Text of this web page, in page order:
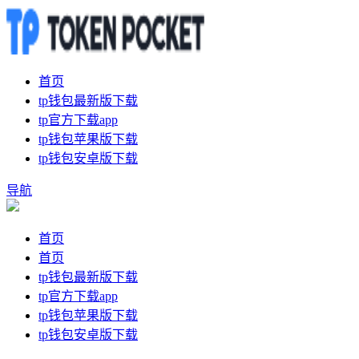
首页
tp钱包最新版下载
tp官方下载app
tp钱包苹果版下载
tp钱包安卓版下载
导航
首页
首页
tp钱包最新版下载
tp官方下载app
tp钱包苹果版下载
tp钱包安卓版下载